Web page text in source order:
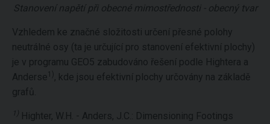
Stanovení napětí při obecné mimostřednosti - obecný tvar
Vzhledem ke značné složitosti určení přesné polohy
neutrálné osy (ta je určující pro stanovení efektivní plochy)
je v programu GEO5 zabudováno řešení podle Hightera a
Anderse 1), kde jsou efektivní plochy určovány na základě
grafů.
1)
Highter, W.H. - Anders, J.C.: Dimensioning Footings